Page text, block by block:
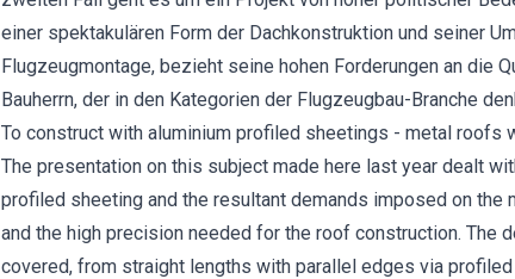
einer spektakulären Form der Dachkonstruktion und seiner
Flugzeugmontage, bezieht seine hohen Forderungen an die
Bauherrn, der in den Kategorien der Flugzeugbau-Branche
To construct with aluminium profiled sheetings - metal roofs
The presentation on this subject made here last year dealt
profiled sheeting and the resultant demands imposed on
and the high precision needed for the roof construction.
covered, from straight lengths with parallel edges via